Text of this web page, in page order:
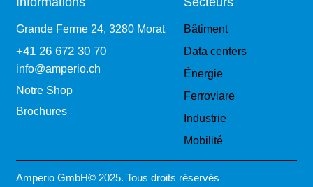
Grande Ferme 24, 3280 Morat
+41 26 672 30 70
info@amperio.ch
Notre Shop
Brochures
Bâtiment
Data centers
Énergie
Ferroviare
Industrie
Mobilité
Amperio GmbH© 2025. Tous droits réservés